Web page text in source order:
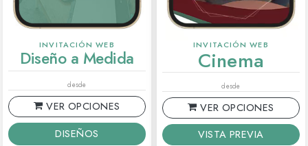
INVITACIÓN WEB
Diseño a Medida
desde
VER OPCIONES
DISEÑOS
INVITACIÓN WEB
Cinema
desde
VER OPCIONES
VISTA PREVIA